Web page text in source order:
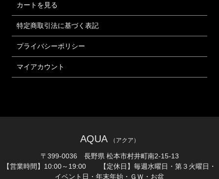
カートを見る
特定商取引法に基づく表記
プライバシーポリシー
マイアカウント
AQUA （アクア）
〒399-0036 長野県 松本市村井町南2-15-13
【営業時間】10:00～19:00 【定休日】毎週水曜日・第３火曜日・
イベント日・年末年始・ＧＷ・お盆